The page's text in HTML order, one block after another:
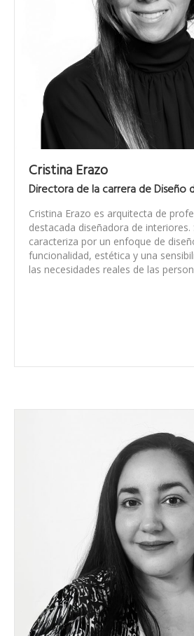
Cristina Erazo
Directora de la carrera de Diseño
Cristina Erazo es arquitecta de
destacada diseñadora de interiores.
caracteriza por un enfoque de
funcionalidad, estética y una
las necesidades reales de las